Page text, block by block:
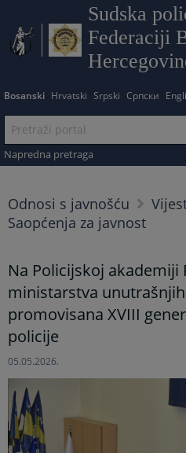
Sudska
Federaciji
Bosanski Hrvatski Srpski Српски
Napredna pretraga
Odnosi s javnošću
Saopćenja za javnost
Na Policijskoj akademiji
ministarstva
promovisana XVIII
policije
05.05.2026.